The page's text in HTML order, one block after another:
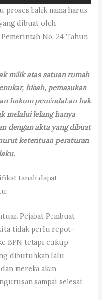
proses balik nama harus
dibuat oleh
No. 24 Tahun
milik atas satuan rumah
hibah, pemasukan
hukum pemindahan hak
melalui lelang hanya
dengan akta yang dibuat
ketentuan peraturan
tanah dapat
Pejabat Pembuat
tidak perlu repot-
BPN tetapi cukup
dibutuhkan lalu
mereka akan
sampai selesai;